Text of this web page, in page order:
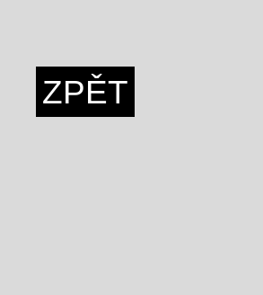
ZPĚT